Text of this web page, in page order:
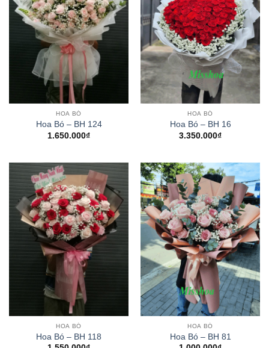
HOA BÓ
Hoa Bó – BH 124
1.650.000₫
HOA BÓ
Hoa Bó – BH 16
3.350.000₫
HOA BÓ
Hoa Bó – BH 118
HOA BÓ
Hoa Bó – BH 81